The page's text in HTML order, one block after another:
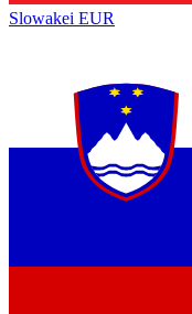
Slowakei EUR